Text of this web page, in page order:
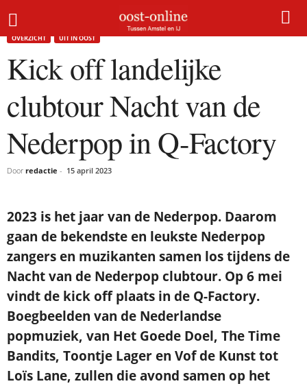
Home Kick off landelijke clubtour Nacht van de Nederpop in Q-Factory
OVERZICHT UIT IN OOST
Kick off landelijke
clubtour Nacht van de
Nederpop in Q-Factory
Door redactie - 15 april 2023
2023 is het jaar van de Nederpop. Daarom
gaan de bekendste en leukste Nederpop
zangers en muzikanten samen los tijdens de
Nacht van de Nederpop clubtour. Op 6 mei
vindt de kick off plaats in de Q-Factory.
Boegbeelden van de Nederlandse
popmuziek, van Het Goede Doel, The Time
Bandits, Toontje Lager en Vof de Kunst tot
Loïs Lane, zullen die avond samen op het